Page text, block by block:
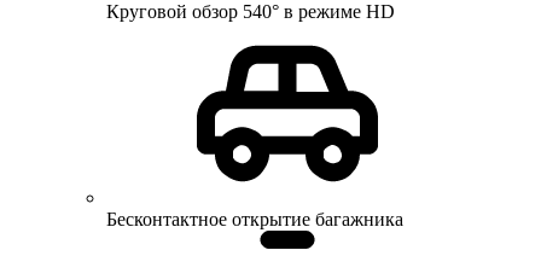
Круговой обзор 540° в режиме HD
Бесконтактное открытие багажника